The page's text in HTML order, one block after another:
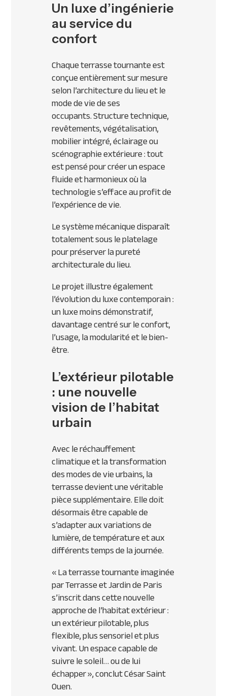
Un luxe d’ingénierie
au service du
confort
Chaque terrasse tournante est
conçue entièrement sur mesure
selon l’architecture du lieu et le
mode de vie de ses
occupants. Structure technique,
revêtements, végétalisation,
mobilier intégré, éclairage ou
scénographie extérieure : tout
est pensé pour créer un espace
fluide et harmonieux où la
technologie s’efface au profit de
l’expérience de vie.
Le système mécanique disparaît
totalement sous le platelage
pour préserver la pureté
architecturale du lieu.
Le projet illustre également
l’évolution du luxe contemporain :
un luxe moins démonstratif,
davantage centré sur le confort,
l’usage, la modularité et le bien-
être.
L’extérieur pilotable
: une nouvelle
vision de l’habitat
urbain
Avec le réchauffement
climatique et la transformation
des modes de vie urbains, la
terrasse devient une véritable
pièce supplémentaire. Elle doit
désormais être capable de
s’adapter aux variations de
lumière, de température et aux
différents temps de la journée.
«La terrasse tournante imaginée
par Terrasse et Jardin de Paris
s’inscrit dans cette nouvelle
approche de l’habitat extérieur :
un extérieur pilotable, plus
flexible, plus sensoriel et plus
vivant. Un espace capable de
suivre le soleil… ou de lui
échapper», conclut César Saint
Ouen.